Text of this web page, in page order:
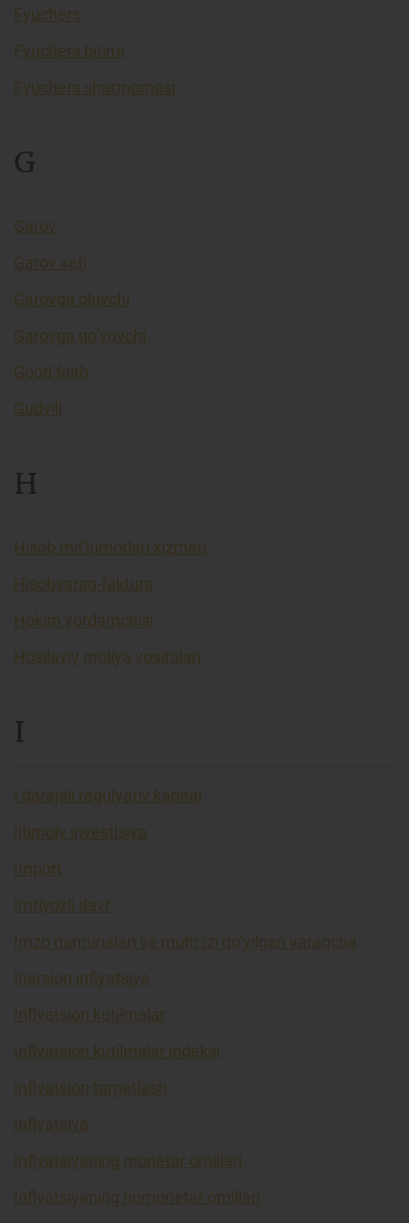
Fyuchers
Fyuchers bitimi
Fyuchers shartnomasi
G
Garov
Garov xati
Garovga oluvchi
Garovga qo’yuvchi
Good faith
Gudvill
H
Hisob ma’lumotlari xizmati
Hisobvaraq-faktura
Hokim yordamchisi
Hosilaviy moliya vositalari
I
I darajali regulyativ kapital
Ijtimoiy investisiya
Import
Imtiyozli davr
Imzo namunalari va muhr izi qo’yilgan varaqcha
Inersion inflyatsiya
Inflyatsion kutilmalar
Inflyatsion kutilmalar indeksi
Inflyatsion targetlash
Inflyatsiya
Inflyatsiyaning monetar omillari
Inflyatsiyaning nomonetar omillari